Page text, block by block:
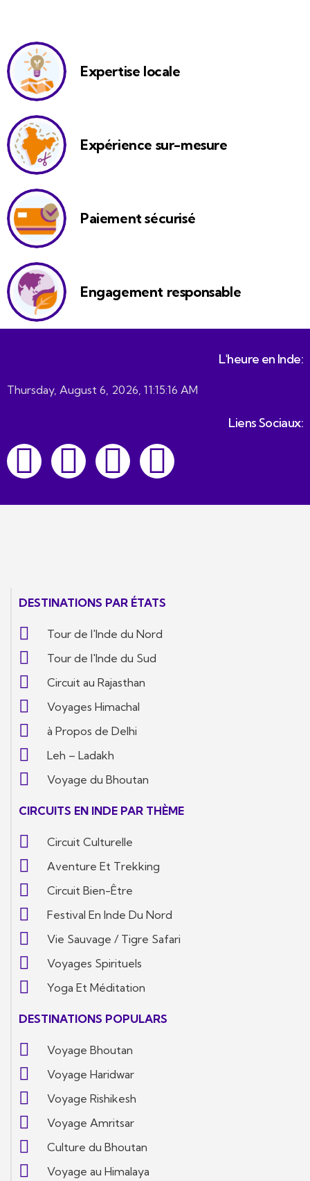
Expertise locale
Expérience sur-mesure
Paiement sécurisé
Engagement responsable
L'heure en Inde:
Thursday, August 6, 2026, 11:15:16 AM
Liens Sociaux:
DESTINATIONS PAR ÉTATS
Tour de l'Inde du Nord
Tour de l'Inde du Sud
Circuit au Rajasthan
Voyages Himachal
à Propos de Delhi
Leh – Ladakh
Voyage du Bhoutan
CIRCUITS EN INDE PAR THÈME
Circuit Culturelle
Aventure Et Trekking
Circuit Bien-Être
Festival En Inde Du Nord
Vie Sauvage / Tigre Safari
Voyages Spirituels
Yoga Et Méditation
DESTINATIONS POPULARS
Voyage Bhoutan
Voyage Haridwar
Voyage Rishikesh
Voyage Amritsar
Culture du Bhoutan
Voyage au Himalaya